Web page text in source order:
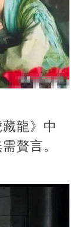
龍》中
贅言。